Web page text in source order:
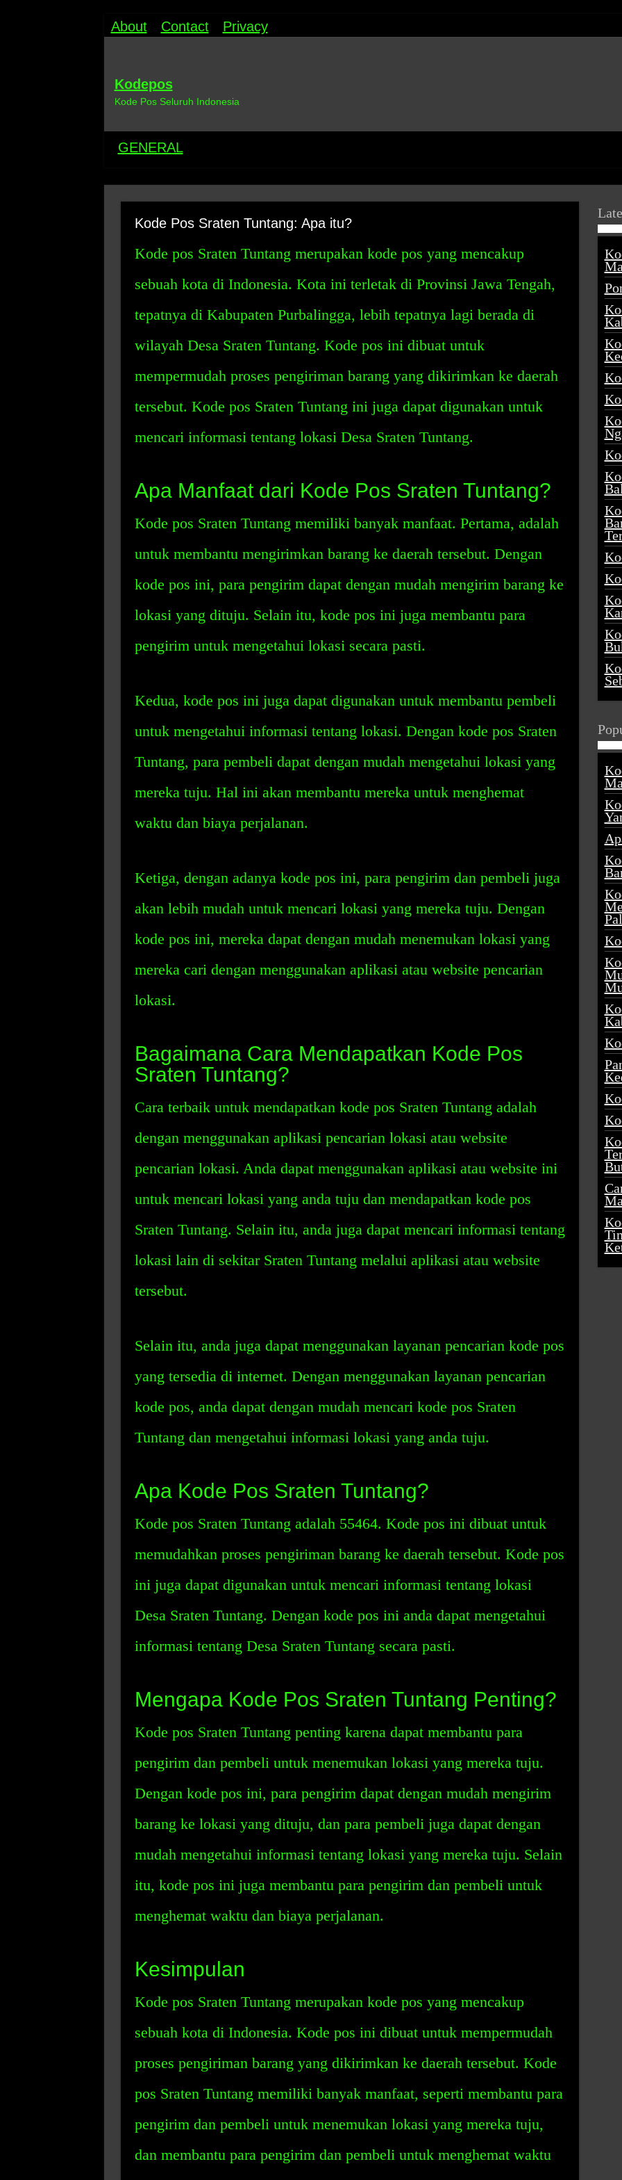
About Contact Privacy
Kodepos
Kode Pos Seluruh Indonesia
GENERAL
Kode Pos Sraten Tuntang: Apa itu?
Kode pos Sraten Tuntang merupakan kode pos yang mencakup
sebuah kota di Indonesia. Kota ini terletak di Provinsi Jawa Tengah,
tepatnya di Kabupaten Purbalingga, lebih tepatnya lagi berada di
wilayah Desa Sraten Tuntang. Kode pos ini dibuat untuk
mempermudah proses pengiriman barang yang dikirimkan ke daerah
tersebut. Kode pos Sraten Tuntang ini juga dapat digunakan untuk
mencari informasi tentang lokasi Desa Sraten Tuntang.
Apa Manfaat dari Kode Pos Sraten Tuntang?
Kode pos Sraten Tuntang memiliki banyak manfaat. Pertama, adalah
untuk membantu mengirimkan barang ke daerah tersebut. Dengan
kode pos ini, para pengirim dapat dengan mudah mengirim barang ke
lokasi yang dituju. Selain itu, kode pos ini juga membantu para
pengirim untuk mengetahui lokasi secara pasti.
Kedua, kode pos ini juga dapat digunakan untuk membantu pembeli
untuk mengetahui informasi tentang lokasi. Dengan kode pos Sraten
Tuntang, para pembeli dapat dengan mudah mengetahui lokasi yang
mereka tuju. Hal ini akan membantu mereka untuk menghemat
waktu dan biaya perjalanan.
Ketiga, dengan adanya kode pos ini, para pengirim dan pembeli juga
akan lebih mudah untuk mencari lokasi yang mereka tuju. Dengan
kode pos ini, mereka dapat dengan mudah menemukan lokasi yang
mereka cari dengan menggunakan aplikasi atau website pencarian
lokasi.
Bagaimana Cara Mendapatkan Kode Pos
Sraten Tuntang?
Cara terbaik untuk mendapatkan kode pos Sraten Tuntang adalah
dengan menggunakan aplikasi pencarian lokasi atau website
pencarian lokasi. Anda dapat menggunakan aplikasi atau website ini
untuk mencari lokasi yang anda tuju dan mendapatkan kode pos
Sraten Tuntang. Selain itu, anda juga dapat mencari informasi tentang
lokasi lain di sekitar Sraten Tuntang melalui aplikasi atau website
tersebut.
Selain itu, anda juga dapat menggunakan layanan pencarian kode pos
yang tersedia di internet. Dengan menggunakan layanan pencarian
kode pos, anda dapat dengan mudah mencari kode pos Sraten
Tuntang dan mengetahui informasi lokasi yang anda tuju.
Apa Kode Pos Sraten Tuntang?
Kode pos Sraten Tuntang adalah 55464. Kode pos ini dibuat untuk
memudahkan proses pengiriman barang ke daerah tersebut. Kode pos
ini juga dapat digunakan untuk mencari informasi tentang lokasi
Desa Sraten Tuntang. Dengan kode pos ini anda dapat mengetahui
informasi tentang Desa Sraten Tuntang secara pasti.
Mengapa Kode Pos Sraten Tuntang Penting?
Kode pos Sraten Tuntang penting karena dapat membantu para
pengirim dan pembeli untuk menemukan lokasi yang mereka tuju.
Dengan kode pos ini, para pengirim dapat dengan mudah mengirim
barang ke lokasi yang dituju, dan para pembeli juga dapat dengan
mudah mengetahui informasi tentang lokasi yang mereka tuju. Selain
itu, kode pos ini juga membantu para pengirim dan pembeli untuk
menghemat waktu dan biaya perjalanan.
Kesimpulan
Kode pos Sraten Tuntang merupakan kode pos yang mencakup
sebuah kota di Indonesia. Kode pos ini dibuat untuk mempermudah
proses pengiriman barang yang dikirimkan ke daerah tersebut. Kode
pos Sraten Tuntang memiliki banyak manfaat, seperti membantu para
pengirim dan pembeli untuk menemukan lokasi yang mereka tuju,
dan membantu para pengirim dan pembeli untuk menghemat waktu